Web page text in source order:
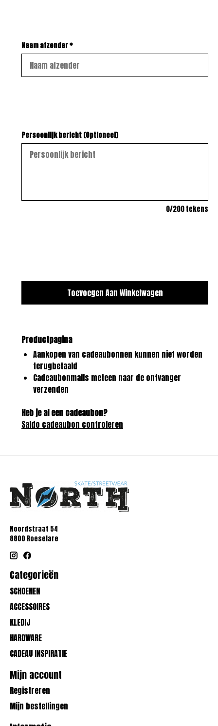
Naam afzender *
Persoonlijk bericht (Optioneel)
0/200 tekens
Productpagina
Aankopen van cadeaubonnen kunnen niet worden
terugbetaald
Cadeaubonmails meteen naar de ontvanger
verzenden
Heb je al een cadeaubon?
Saldo cadeaubon controleren
Noordstraat 54
8800 Roeselare
Categorieën
SCHOENEN
ACCESSOIRES
KLEDIJ
HARDWARE
CADEAU INSPIRATIE
Mijn account
Registreren
Mijn bestellingen